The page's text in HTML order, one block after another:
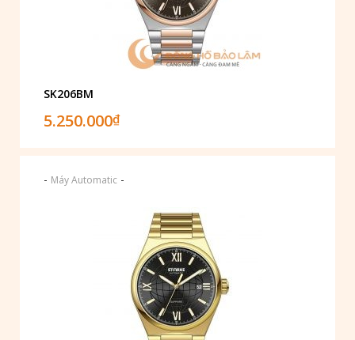
SK206BM
5.250.000₫
- Máy Automatic -